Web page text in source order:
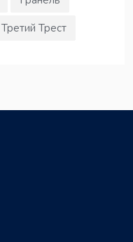
Третий Трест